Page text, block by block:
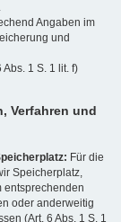
Angaben im
und
1 S. 1 lit. f)
Verfahren und
Für die
Speicherplatz,
entsprechenden
oder anderweitig
(Art. 6 Abs. 1 S. 1